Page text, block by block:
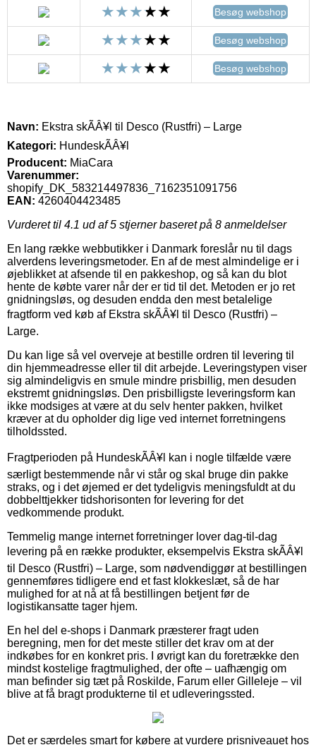
Besøg webshop
Besøg webshop
Besøg webshop
Navn: Ekstra skÃÂ¥l til Desco (Rustfri) – Large
Kategori: HundeskÃÂ¥l
Producent: MiaCara
Varenummer:
shopify_DK_583214497836_7162351091756
EAN: 4260404423485
Vurderet til 4.1 ud af 5 stjerner baseret på 8 anmeldelser
En lang række webbutikker i Danmark foreslår nu til dags
alverdens leveringsmetoder. En af de mest almindelige er i
øjeblikket at afsende til en pakkeshop, og så kan du blot
hente de købte varer når der er tid til det. Metoden er jo ret
gnidningsløs, og desuden endda den mest betalelige
fragtform ved køb af Ekstra skÃÂ¥l til Desco (Rustfri) –
Large.
Du kan lige så vel overveje at bestille ordren til levering til
din hjemmeadresse eller til dit arbejde. Leveringstypen viser
sig almindeligvis en smule mindre prisbillig, men desuden
ekstremt gnidningsløs. Den prisbilligste leveringsform kan
ikke modsiges at være at du selv henter pakken, hvilket
kræver at du opholder dig lige ved internet forretningens
tilholdssted.
Fragtperioden på HundeskÃÂ¥l kan i nogle tilfælde være
særligt bestemmende når vi står og skal bruge din pakke
straks, og i det øjemed er det tydeligvis meningsfuldt at du
dobbelttjekker tidshorisonten for levering for det
vedkommende produkt.
Temmelig mange internet forretninger lover dag-til-dag
levering på en række produkter, eksempelvis Ekstra skÃÂ¥l
til Desco (Rustfri) – Large, som nødvendiggør at bestillingen
gennemføres tidligere end et fast klokkeslæt, så de har
mulighed for at nå at få bestillingen betjent før de
logistikansatte tager hjem.
En hel del e-shops i Danmark præsterer fragt uden
beregning, men for det meste stiller det krav om at der
indkøbes for en konkret pris. I øvrigt kan du foretrække den
mindst kostelige fragtmulighed, der ofte – uafhængig om
man befinder sig tæt på Roskilde, Farum eller Gilleleje – vil
blive at få bragt produkterne til et udleveringssted.
Det er særdeles smart for købere at vurdere prisniveauet hos